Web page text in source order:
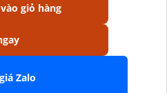
giỏ hàng
Zalo